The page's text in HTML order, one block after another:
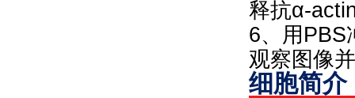
释抗α-
6、用PBS
观察图像
细胞简介